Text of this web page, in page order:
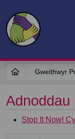
Gweithwyr
Adnoddau
Stop It Now!